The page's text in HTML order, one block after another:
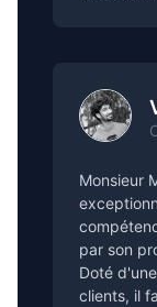
Monsieur
par son
Doté
clients, il